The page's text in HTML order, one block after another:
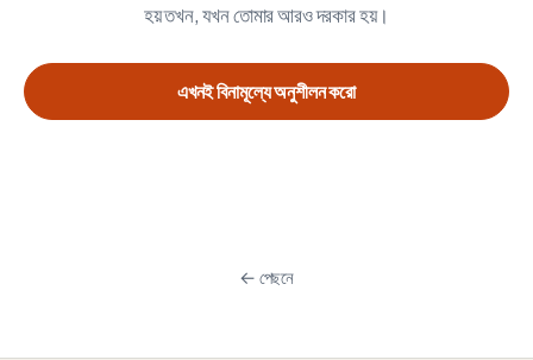
হয় তখন, যখন তোমার আরও দরকার হয়।
এখনই বিনামূল্যে অনুশীলন করো
← পেছনে